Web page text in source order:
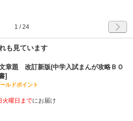
1 /24
も見ています
章題 改訂新版(中学入試まんが攻略ＢＯ
]
ルドポイント
火曜日までにお届け